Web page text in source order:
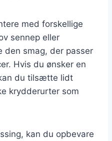
med forskellige
sennep eller
den smag, der passer
Hvis du ønsker en
du tilsætte lidt
krydderurter som
kan du opbevare